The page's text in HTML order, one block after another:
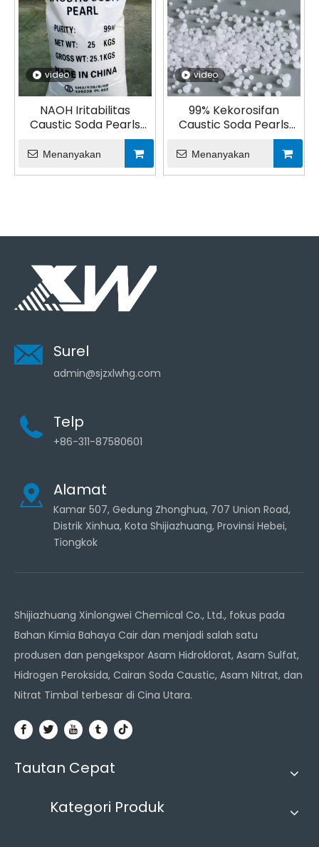
video
NAOH Iritabilitas
Caustic Soda Pearls
untuk Makanan
Menanyakan
video
99% Kekorosifan
Caustic Soda Pearls
untuk Makanan
Menanyakan
Surel
admin@sjzxlwhg.com
Telp
+86-311-87580601
Alamat
Kamar 507, Gedung Zhonghua, 707 Union Road,
Distrik Xinhua, Kota Shijiazhuang, Provinsi Hebei,
Tiongkok
Shijiazhuang Xinlongwei Chemical Co., Ltd., fokus pada
Bahan Kimia Bahaya Cair dan menjadi salah satu
produsen dan pengekspor Asam Hidroklorat, Asam Sulfat,
Hidrogen Peroksida, Cairan Soda Caustic, Asam Nitrat, dan
Nitrat Timbal terbesar di Cina Utara.
Tautan Cepat
Kategori Produk